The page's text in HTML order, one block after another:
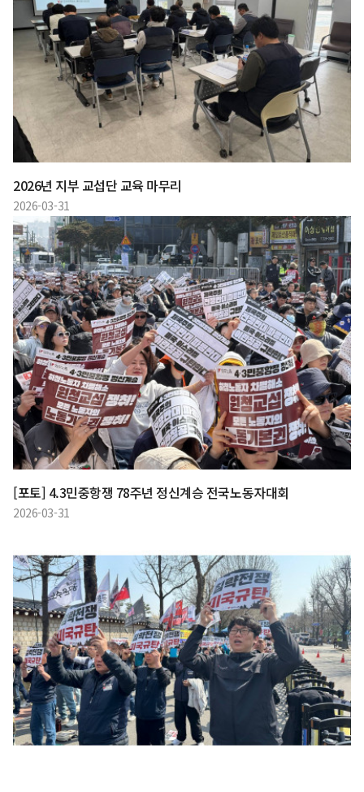
2026년 지부 교섭단 교육 마무리
2026-03-31
[포토] 4.3민중항쟁 78주년 정신계승 전국노동자대회
2026-03-31